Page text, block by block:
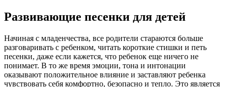
Развивающие песенки для детей
Начиная с младенчества, все родители стараются больше
разговаривать с ребенком, читать короткие стишки и петь
песенки, даже если кажется, что ребенок еще ничего не
понимает. В то же время эмоции, тона и интонации
оказывают положительное влияние и заставляют ребенка
чувствовать себя комфортно, безопасно и тепло. Это является